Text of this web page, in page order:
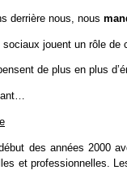
derrière nous, nous
jouent un rôle de
de plus en plus
des années 2000
et professionnelles.